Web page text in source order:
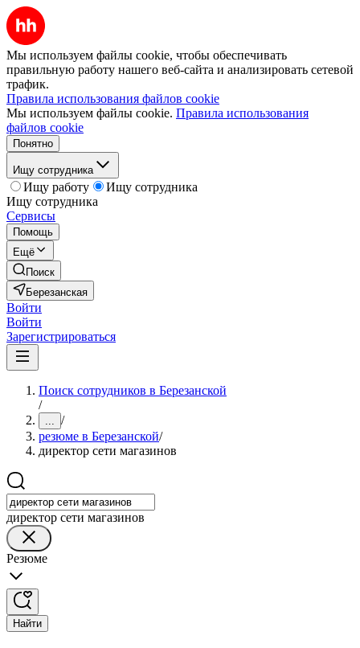
Мы используем файлы cookie, чтобы обеспечивать
правильную работу нашего веб-сайта и анализировать сетевой
трафик.
Правила использования файлов cookie
Мы используем файлы cookie. Правила использования
файлов cookie
Понятно
Ищу сотрудника
Ищу работу
Ищу сотрудника
Ищу сотрудника
Сервисы
Помощь
Ещё
Поиск
Березанская
Войти
Войти
Зарегистрироваться
Поиск сотрудников в Березанской
/
... /
резюме в Березанской/
директор сети магазинов
директор сети магазинов
Резюме
Найти